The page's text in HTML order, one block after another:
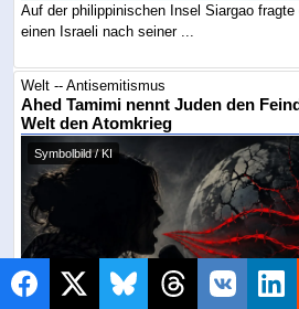
Auf der philippinischen Insel Siargao
einen Israeli nach seiner ...
Welt -- Antisemitismus
Ahed Tamimi nennt Juden den
Welt den Atomkrieg
Symbolbild / KI